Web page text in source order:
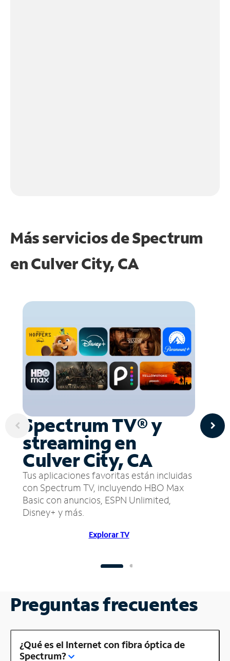
Más servicios de Spectrum
enCulver City, CA
Spectrum TV® y
streaming en
Culver City, CA
Tus aplicaciones favoritas están incluidas
con Spectrum TV, incluyendo HBO Max
Basic con anuncios, ESPN Unlimited,
Disney+ y más.
Explorar TV
Preguntas frecuentes
¿Qué es el Internet con fibra óptica de
Spectrum?